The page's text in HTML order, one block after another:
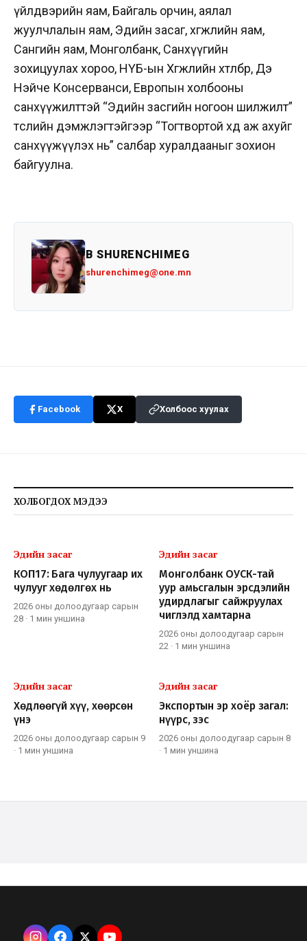
үйлдвэрийн яам, Байгаль орчин, аялал
жуулчлалын яам, Эдийн засаг, хөгжлийн яам,
Сангийн яам, Монголбанк, Санхүүгийн
зохицуулах хороо, НҮБ-ын Хөгжлийн хөтөлбөр, Дэ
Нэйче Консерванси, Европын холбооны
санхүүжилттэй “Эдийн засгийн ногоон шилжилт”
төслийн дэмжлэгтэйгээр “Тогтвортой хөдөө аж ахуйг
санхүүжүүлэх нь” салбар хуралдааныг зохион
байгуулна.
B SHURENCHIMEG
shurenchimeg@one.mn
Facebook X Холбоос хуулах
ХОЛБОГДОХ МЭДЭЭ
Эдийн засаг
КОП17: Бага чулуугаар их
чулууг хөдөлгөх нь
2026 оны долоодугаар сарын
28 · 1 мин уншина
Эдийн засаг
Монголбанк ОУСК-тай
уур амьсгалын эрсдэлийн
удирдлагыг сайжруулах
чиглэлд хамтарна
2026 оны долоодугаар сарын
22 · 1 мин уншина
Эдийн засаг
Хөдлөөгүй хүү, хөөрсөн
үнэ
2026 оны долоодугаар сарын 9
· 1 мин уншина
Эдийн засаг
Экспортын эр хоёр загал:
нүүрс, зэс
2026 оны долоодугаар сарын 8
· 1 мин уншина